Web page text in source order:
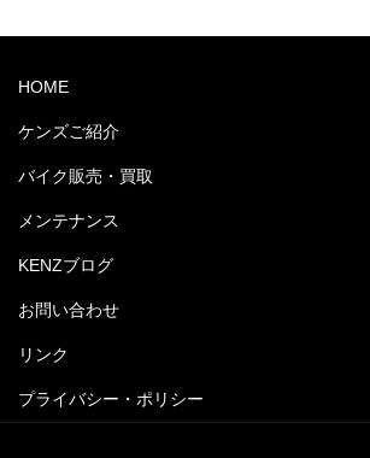
HOME
ケンズご紹介
バイク販売・買取
メンテナンス
KENZブログ
お問い合わせ
リンク
プライバシー・ポリシー